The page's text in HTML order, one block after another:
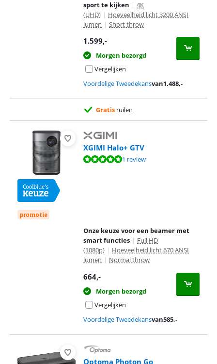
sport te kijken | 4K
(UHD) | Hoeveelheid licht 3200 ANSI
lumen | Short throw
1.599,-
Morgen bezorgd
Vergelijken
Voordelige Tweedekansvan1.488,-
Gratis ruilen
promotie
XGIMI Halo+ GTV
Beoordeling is 10 van de 10, gebaseerd op 1 review.
1 review
Onze keuze voor een beamer met
smart functies | Full HD
(1080p) | Hoeveelheid licht 670 ANSI
lumen | Normal throw
664,-
Morgen bezorgd
Vergelijken
Voordelige Tweedekansvan585,-
Optoma Photon Go